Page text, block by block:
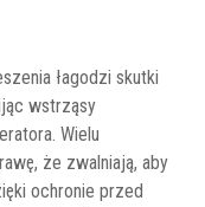
łagodzi skutki
wstrząsy
Wielu
że zwalniają, aby
ochronie przed